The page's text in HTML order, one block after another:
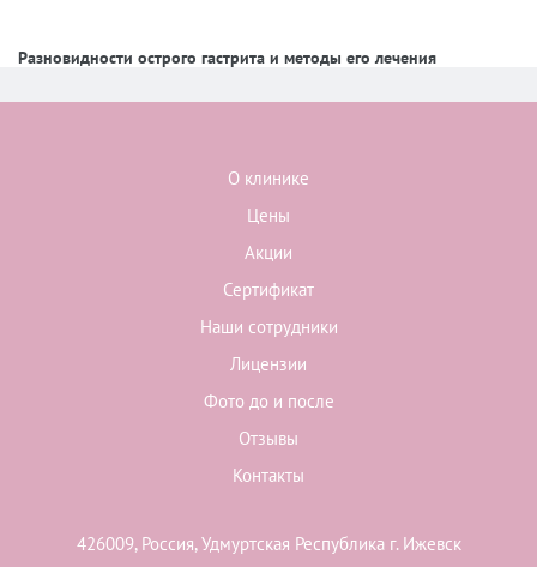
Разновидности острого гастрита и методы его лечения
О клинике
Цены
Акции
Сертификат
Наши сотрудники
Лицензии
Фото до и после
Отзывы
Контакты
426009, Россия, Удмуртская Республика г. Ижевск